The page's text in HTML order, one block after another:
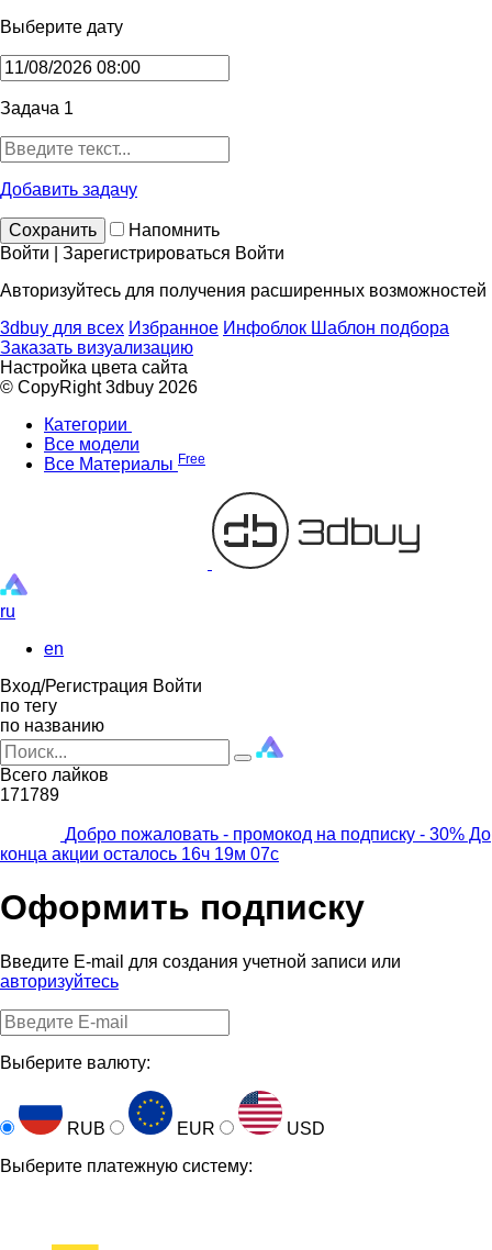
Выберите дату
Задача 1
Добавить задачу
Сохранить
Напомнить
Войти | Зарегистрироваться Войти
Авторизуйтесь для получения расширенных возможностей
3dbuy для всех Избранное Инфоблок Шаблон подбора
Заказать визуализацию
Настройка цвета сайта
© CopyRight 3dbuy 2026
Категории
Все модели
Все Материалы Free
ru
en
Вход/Регистрация Войти
по тегу
по названию
Всего лайков
171789
Добро пожаловать - промокод на подписку - 30% До
конца акции осталось 16ч 19м 06с
Оформить подписку
Введите E-mail для создания учетной записи или
авторизуйтесь
Выберите валюту:
RUB EUR
USD
Выберите платежную систему: